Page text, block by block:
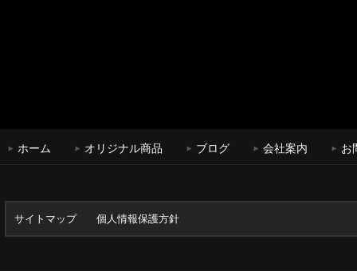
ホーム オリジナル商品 ブログ 会社案内 お
サイトマップ 個人情報保護方針